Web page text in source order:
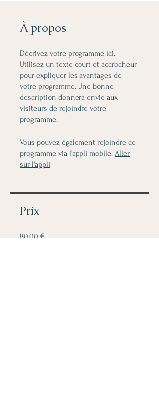
À propos
Décrivez votre programme ici.
Utilisez un texte court et accrocheur
pour expliquer les avantages de
votre programme. Une bonne
description donnera envie aux
visiteurs de rejoindre votre
programme.
Vous pouvez également rejoindre ce
programme via l'appli mobile. Aller
sur l'appli
Prix
80,00 €